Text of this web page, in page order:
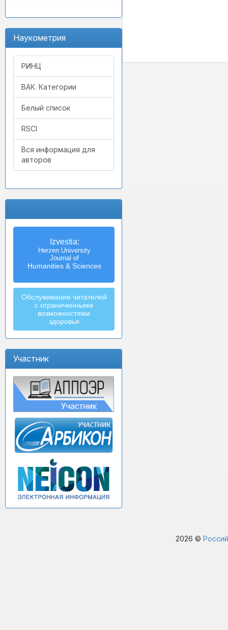
Наукометрия
РИНЦ
ВАК. Категории
Белый список
RSCI
Вся информация для
авторов
Izvestia:
Herzen University
Journal of
Humanities & Sciences
Обслуживание читателей
с ограниченными
возможностями
здоровья
Участник
2026 ©